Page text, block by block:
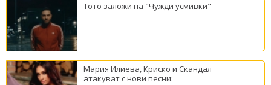
Тото заложи на "Чужди усмивки"
Мария Илиева, Криско и Скандал
атакуват с нови песни: